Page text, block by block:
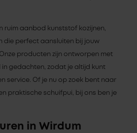
ruim aanbod kunststof kozijnen,
die perfect aansluiten bij jouw
producten zijn ontworpen met
gedachten, zodat je altijd kunt
service. Of je nu op zoek bent naar
praktische schuifpui, bij ons ben je
in Wirdum